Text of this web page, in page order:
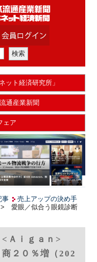
ット経済研究所」
通産業新聞
ェア
事
売上アップの決め手
> 愛眼／似合う眼鏡診断
<Ａｉｇａｎ>
２０％増（202